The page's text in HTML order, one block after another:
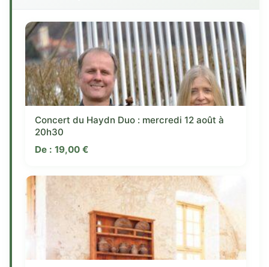
Concert du Haydn Duo : mercredi 12 août à
20h30
De : 19,00 €